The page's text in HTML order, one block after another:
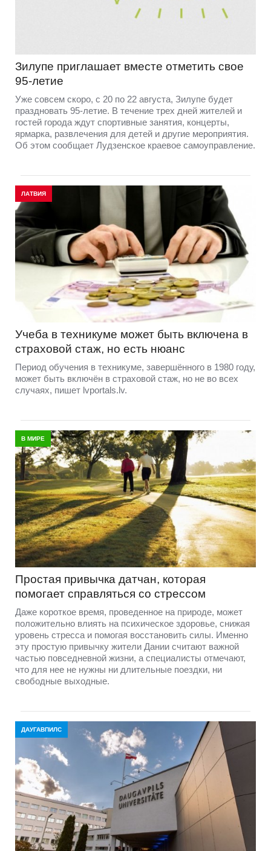
Зилупе приглашает вместе отметить свое
95-летие
Уже совсем скоро, с 20 по 22 августа, Зилупе будет
праздновать 95-летие. В течение трех дней жителей и
гостей города ждут спортивные занятия, концерты,
ярмарка, развлечения для детей и другие мероприятия.
Об этом сообщает Лудзенское краевое самоуправление.
ЛАТВИЯ
Учеба в техникуме может быть включена в
страховой стаж, но есть нюанс
Период обучения в техникуме, завершённого в 1980 году,
может быть включён в страховой стаж, но не во всех
случаях, пишет lvportals.lv.
В МИРЕ
Простая привычка датчан, которая
помогает справляться со стрессом
Даже короткое время, проведенное на природе, может
положительно влиять на психическое здоровье, снижая
уровень стресса и помогая восстановить силы. Именно
эту простую привычку жители Дании считают важной
частью повседневной жизни, а специалисты отмечают,
что для нее не нужны ни длительные поездки, ни
свободные выходные.
ДАУГАВПИЛС